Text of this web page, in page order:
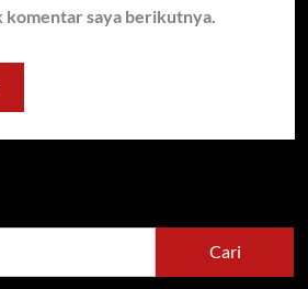
komentar saya berikutnya.
Cari